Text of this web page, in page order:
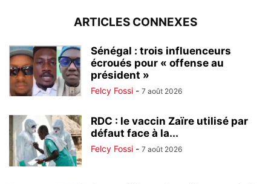
ARTICLES CONNEXES
Sénégal : trois influenceurs
écroués pour « offense au
président »
Felcy Fossi - 7 août 2026
RDC : le vaccin Zaïre utilisé par
défaut face à la...
Felcy Fossi - 7 août 2026